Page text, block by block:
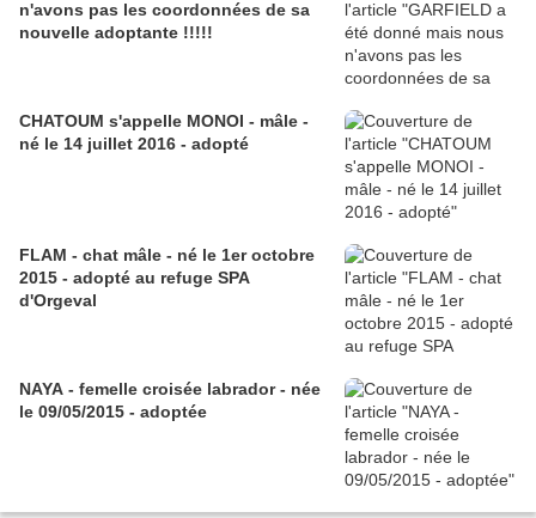
n'avons pas les coordonnées de sa
nouvelle adoptante !!!!!
CHATOUM s'appelle MONOI - mâle -
né le 14 juillet 2016 - adopté
FLAM - chat mâle - né le 1er octobre
2015 - adopté au refuge SPA
d'Orgeval
NAYA - femelle croisée labrador - née
le 09/05/2015 - adoptée